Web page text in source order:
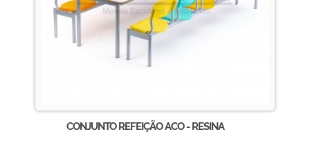
CONJUNTO REFEIÇÃO ACO - RESINA